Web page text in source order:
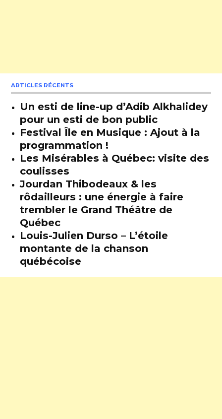
ARTICLES RÉCENTS
Un esti de line-up d’Adib Alkhalidey
pour un esti de bon public
Festival Île en Musique : Ajout à la
programmation !
Les Misérables à Québec: visite des
coulisses
Jourdan Thibodeaux & les
rôdailleurs : une énergie à faire
trembler le Grand Théâtre de
Québec
Louis-Julien Durso – L’étoile
montante de la chanson
québécoise